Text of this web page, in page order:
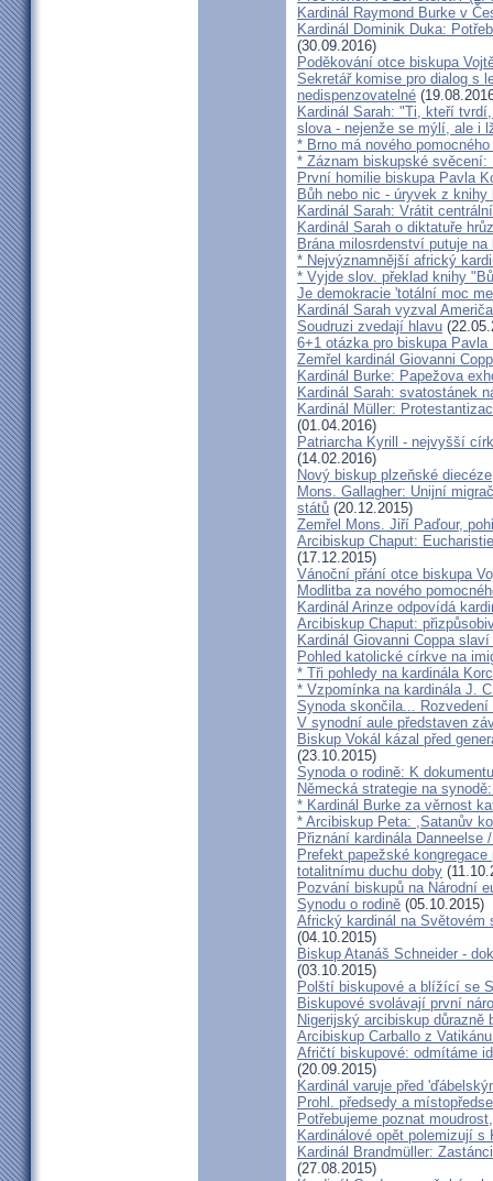
Kardinál Raymond Burke v
Kardinál Dominik Duka:
(30.09.2016)
Poděkování otce biskupa
Sekretář komise pro dialog s
nedispenzovatelné
Kardinál Sarah: "Ti, kteří
slova - nejenže se mýlí, ale i
* Brno má nového
* Záznam biskupské svěcení:
První homilie biskupa Pavla
Bůh nebo nic - úryvek z knihy
Kardinál Sarah: Vrátit
Kardinál Sarah o diktatuře
Brána milosrdenství putuje
* Nejvýznamnější africký
* Vyjde slov. překlad knihy
Je demokracie 'totální moc
Kardinál Sarah vyzval
Soudruzi zvedají hlavu
6+1 otázka pro biskupa Pavla
Zemřel kardinál Giovanni
Kardinál Burke: Papežova
Kardinál Sarah: svatostánek
Kardinál Müller:
(01.04.2016)
Patriarcha Kyrill - nejvyšší
(14.02.2016)
Nový biskup plzeňské diecéze
Mons. Gallagher: Unijní
států (20.12.2015)
Zemřel Mons. Jiří Paďour,
Arcibiskup Chaput:
(17.12.2015)
Vánoční přání otce biskupa
Modlitba za nového
Kardinál Arinze odpovídá
Arcibiskup Chaput:
Kardinál Giovanni Coppa
Pohled katolické církve na
* Tři pohledy na kardinála
* Vzpomínka na kardinála J.
Synoda skončila...
V synodní aule představen
Biskup Vokál kázal před
(23.10.2015)
Synoda o rodině: K
Německá strategie na
* Kardinál Burke za věrnost
* Arcibiskup Peta: ,Satanův
Přiznání kardinála Danneelse
Prefekt papežské
totalitnímu duchu doby
Pozvání biskupů na Národní
Synodu o rodině (05.10.2015)
Africký kardinál na Světovém
(04.10.2015)
Biskup Atanáš Schneider -
(03.10.2015)
Polští biskupové a blížící se
Biskupové svolávají první
Nigerijský arcibiskup důrazně
Arcibiskup Carballo z
Afričtí biskupové: odmítáme
(20.09.2015)
Kardinál varuje před
Prohl. předsedy a
Potřebujeme poznat
Kardinálové opět polemizují
Kardinál Brandmüller:
(27.08.2015)